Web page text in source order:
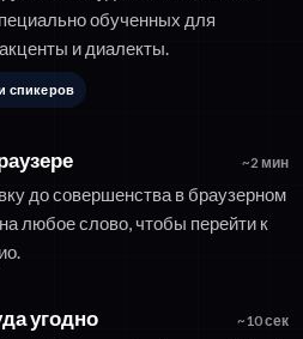
обученных для
и диалекты.
спикеров
~2 мин
до совершенства в браузерном
любое слово, чтобы перейти к
угодно ~10 сек